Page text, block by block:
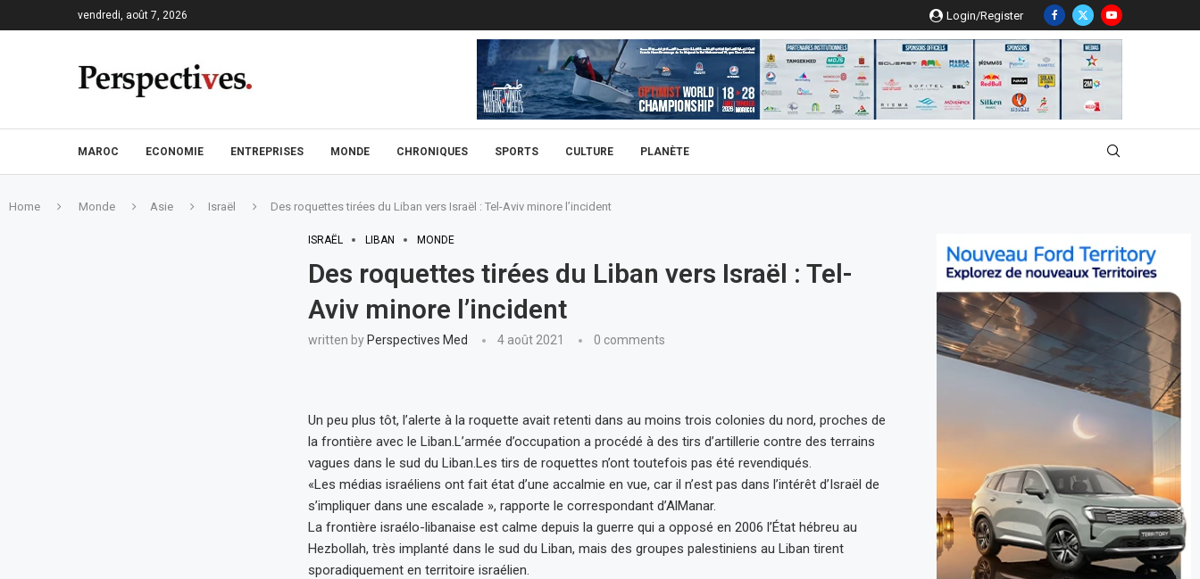
vendredi, août 7, 2026 Login/Register
MAROC ECONOMIE ENTREPRISES MONDE CHRONIQUES SPORTS CULTURE PLANÈTE
Home Monde Asie Israël Des roquettes tirées du Liban vers Israël : Tel-Aviv minore l’incident
ISRAËL LIBAN MONDE
Des roquettes tirées du Liban vers Israël : Tel-
Aviv minore l’incident
written by Perspectives Med 4 août 2021 0 comments
Un peu plus tôt, l’alerte à la roquette avait retenti dans au moins trois colonies du nord, proches de
la frontière avec le Liban.L’armée d’occupation a procédé à des tirs d’artillerie contre des terrains
vagues dans le sud du Liban.Les tirs de roquettes n’ont toutefois pas été revendiqués.
«Les médias israéliens ont fait état d’une accalmie en vue, car il n’est pas dans l’intérêt d’Israël de
s’impliquer dans une escalade », rapporte le correspondant d’AlManar.
La frontière israélo-libanaise est calme depuis la guerre qui a opposé en 2006 l’État hébreu au
Hezbollah, très implanté dans le sud du Liban, mais des groupes palestiniens au Liban tirent
sporadiquement en territoire israélien.